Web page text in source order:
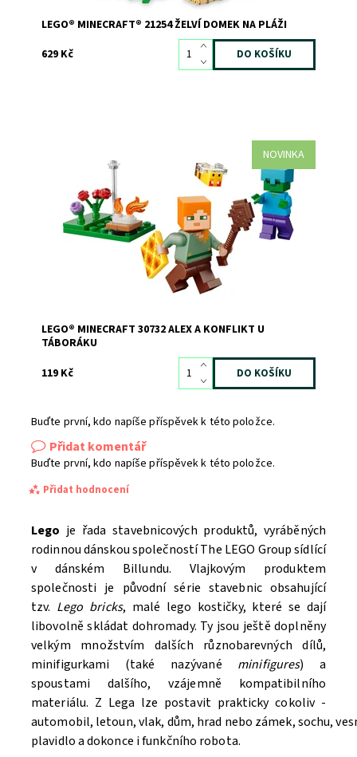
LEGO® MINECRAFT® 21254 ŽELVÍ DOMEK NA PLÁŽI
629 Kč
NOVINKA
Exkluzivní sběratelský sáček LEGO® Minecraft
Dostupnost:
Skladem
12906
Značka:
LEGO
LEGO® MINECRAFT 30732 ALEX A KONFLIKT U
TÁBORÁKU
119 Kč
Buďte první, kdo napíše příspěvek k této položce.
Přidat komentář
Buďte první, kdo napíše příspěvek k této položce.
Přidat hodnocení
Souhlasím seZpracováním osobních údajů.
Lego je řada stavebnicových produktů, vyráběných
rodinnou dánskou společností The LEGO Group sídlící
v dánském Billundu. Vlajkovým produktem
společnosti je původní série stavebnic obsahující
tzv. Lego bricks, malé lego kostičky, které se dají
libovolně skládat dohromady. Ty jsou ještě doplněny
velkým množstvím dalších různobarevných dílů,
minifigurkami (také nazývané minifigures) a
spoustami dalšího, vzájemně kompatibilního
materiálu. Z Lega lze postavit prakticky cokoliv -
automobil, letoun, vlak, dům, hrad nebo zámek, sochu,
plavidlo a dokonce i funkčního robota.